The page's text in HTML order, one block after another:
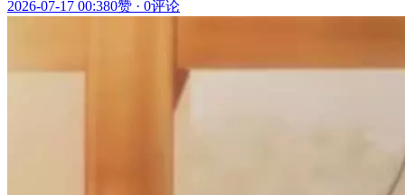
2026-07-17 00:380赞 · 0评论